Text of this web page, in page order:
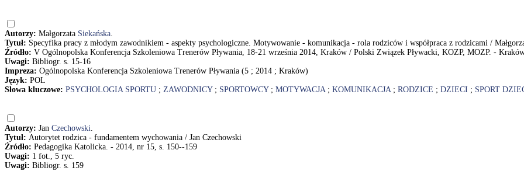
Autorzy: Małgorzata Siekańska.
Tytuł: Specyfika pracy z młodym zawodnikiem - aspekty psychologiczne. Motywowanie - komunikacja - rola rodziców i współpraca z rodzicami /
Źródło: V Ogólnopolska Konferencja Szkoleniowa Trenerów Pływania, 18-21 września 2014, Kraków / Polski Związek Pływacki, KOZP, MOZP. -
Uwagi: Bibliogr. s. 15-16
Impreza: Ogólnopolska Konferencja Szkoleniowa Trenerów Pływania (5 ; 2014 ; Kraków)
Język: POL
Słowa kluczowe: PSYCHOLOGIA SPORTU ; ZAWODNICY; SPORTOWCY; MOTYWACJA; KOMUNIKACJA; RODZICE ; DZIECI ; SPORT
Autorzy: Jan Czechowski.
Tytuł: Autorytet rodzica - fundamentem wychowania / Jan Czechowski
Źródło: Pedagogika Katolicka. - 2014, nr 15, s. 150--159
Uwagi: 1 fot., 5 ryc.
Uwagi: Bibliogr. s. 159